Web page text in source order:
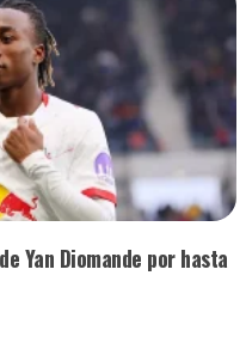
Yan Diomande por hasta